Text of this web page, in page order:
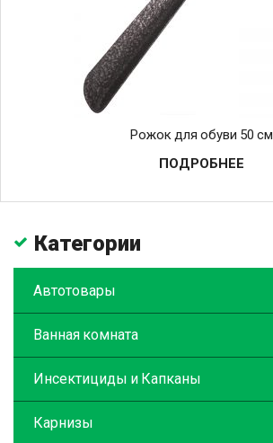
Рожок для обуви 50 см
ПОДРОБНЕЕ
Категории
Автотовары
Ванная комната
Инсектициды и Капканы
Карнизы